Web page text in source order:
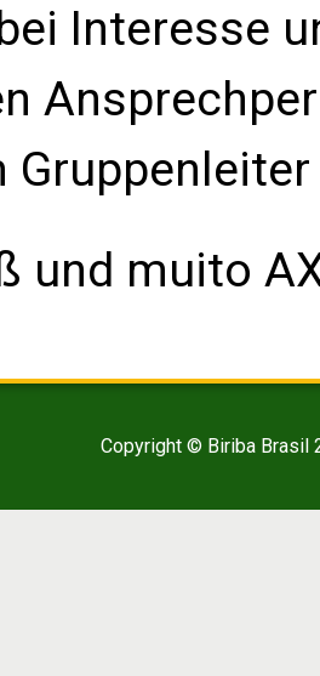
Interesse
und muito
Copyright © Biriba Brasil